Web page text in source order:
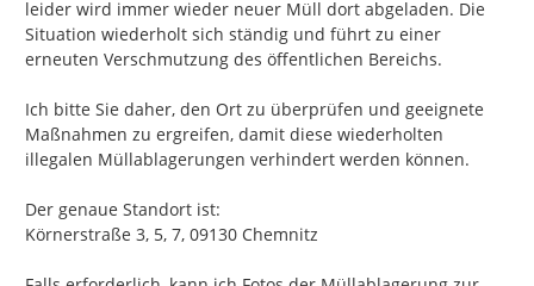
leider wird immer wieder neuer Müll dort abgeladen. Die
Situation wiederholt sich ständig und führt zu einer
erneuten Verschmutzung des öffentlichen Bereichs.
Ich bitte Sie daher, den Ort zu überprüfen und geeignete
Maßnahmen zu ergreifen, damit diese wiederholten
illegalen Müllablagerungen verhindert werden können.
Der genaue Standort ist:
Körnerstraße 3, 5, 7, 09130 Chemnitz